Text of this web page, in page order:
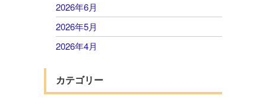
2026年6月
2026年5月
2026年4月
2026年2月
カテゴリー